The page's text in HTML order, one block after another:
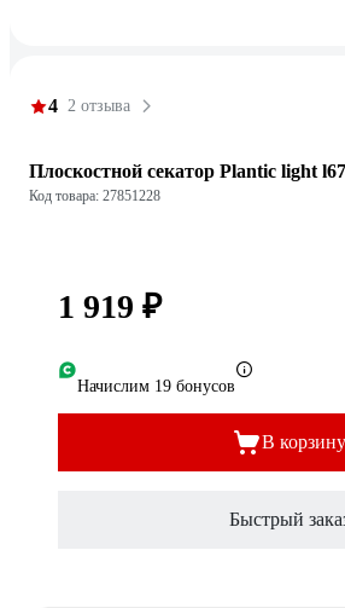
4 2 отзыва
Плоскостной секатор Plantic light
Код товара: 27851228
1 919 ₽
Начислим 19 бонусов
В корзину
Быстрый